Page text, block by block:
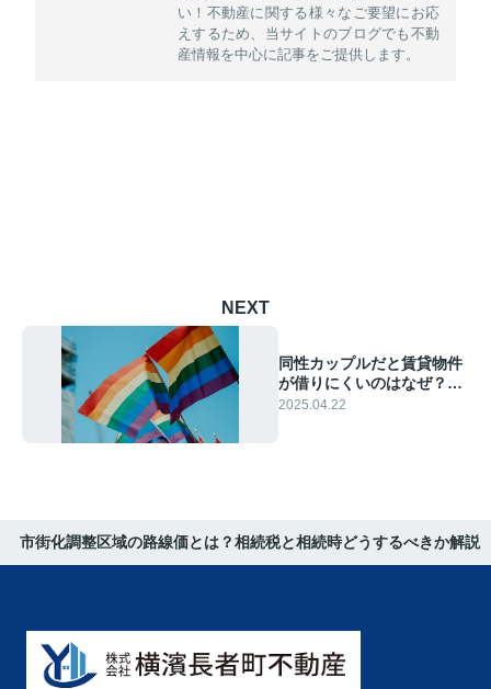
い！不動産に関する様々なご要望にお応
えするため、当サイトのブログでも不動
産情報を中心に記事をご提供します。
NEXT
同性カップルだと賃貸物件
が借りにくいのはなぜ？理
由・借りるコツを解説
2025.04.22
市街化調整区域の路線価とは？相続税と相続時どうするべきか解説